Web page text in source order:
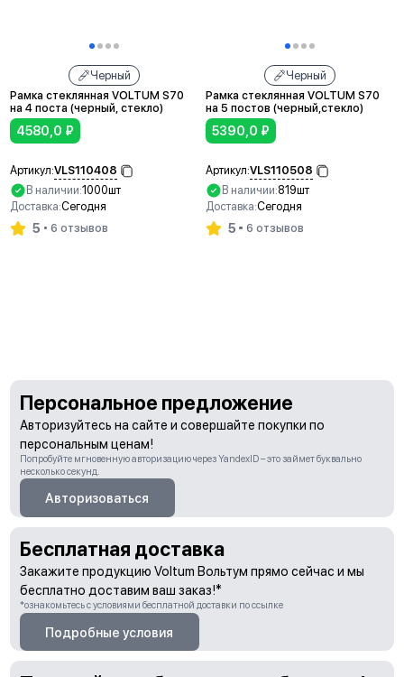
Черный
Рамка стеклянная VOLTUM S70
на 4 поста (черный, стекло)
4580,0 ₽
Артикул:VLS110408
В наличии:1000шт
Доставка:Сегодня
5 6 отзывов
Черный
Рамка стеклянная VOLTUM S70
на 5 постов (черный,стекло)
5390,0 ₽
Артикул:VLS110508
В наличии:819шт
Доставка:Сегодня
5 6 отзывов
Персональное предложение
Авторизуйтесь на сайте и совершайте покупки по
персональным ценам!
Попробуйте мгновенную авторизацию через YandexID – это займет буквально
несколько секунд.
Авторизоваться
Бесплатная доставка
Закажите продукцию Voltum Вольтум прямо сейчас и мы
бесплатно доставим ваш заказ!*
*ознакомьтесь с условиями бесплатной доставки по ссылке
Подробные условия